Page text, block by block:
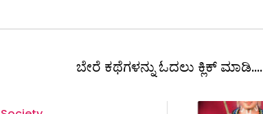
ಬೇರೆ ಕಥೆಗಳನ್ನು ಓದಲು ಕ್ಲಿಕ್ ಮಾಡಿ....